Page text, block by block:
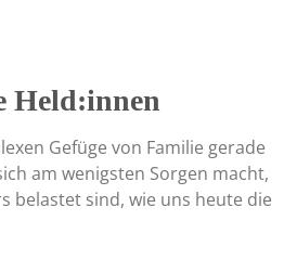
Held:innen
Gefüge von Familie gerade
am wenigsten Sorgen macht,
belastet sind, wie uns heute die